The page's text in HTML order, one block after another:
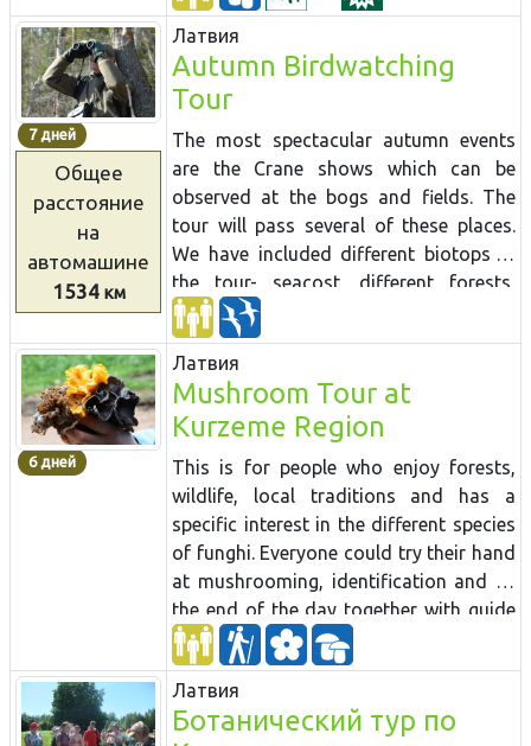
tradition is well alive and persuaded in
Latvia more than in any other European
country. People carrying baskets full of
mushrooms in autumn is common site
in the country roads and trains coming
into the city. Almost every Latvian has
some secret mushrooming place and
there are plenty of funny stories around
the subject. There is even a mushroom
gathering festival annually. Modern as
well as traditional mushroom
preparation is very popular. There are
around 4100 mushroom species in
Latvia, 1100 of those are cup
mushrooms. About ¼ of these are
edible. The most popular edible ones
are various Boletus and Chanterelles.
7 дней
Общее
расстояние
на
автомашине
1534км
Латвия
Autumn Birdwatching
Tour
The most spectacular autumn events
are the Crane shows which can be
observed at the bogs and fields. The
tour will pass several of these places.
We have included different biotops in
the tour- seacost, different forests,
bogs and fish ponds- in order to see
various bird species.
6 дней
Латвия
Mushroom Tour at
Kurzeme Region
This is for people who enjoy forests,
wildlife, local traditions and has a
specific interest in the different species
of funghi. Everyone could try their hand
at mushrooming, identification and by
the end of the day together with guide
sort out the collected mushrooms. The
tour passes several national parks and
late back villages. The group will also
visit to one of shitake mushroom
Латвия
Ботанический тур по